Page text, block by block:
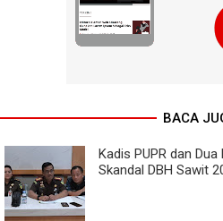
BACA
Kadis PUPR dan
Skandal DBH Sawit